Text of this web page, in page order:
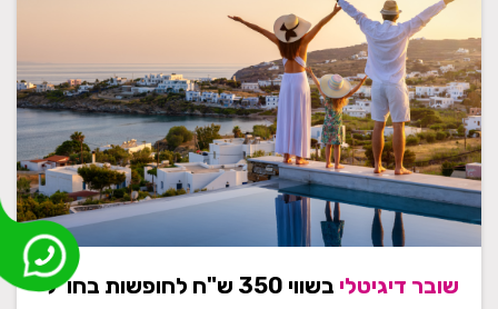
שובר דיגיטלי בשווי 350 ש"ח לחופשות בחו"ל